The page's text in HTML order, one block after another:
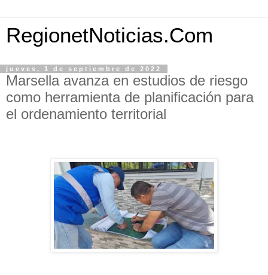
RegionetNoticias.Com
jueves, 1 de septiembre de 2022
Marsella avanza en estudios de riesgo
como herramienta de planificación para
el ordenamiento territorial